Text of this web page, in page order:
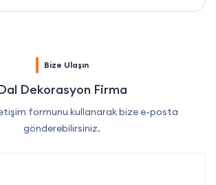
Bize Ulaşın
Dekorasyon Firma
formunu kullanarak bize e-posta
gönderebilirsiniz.